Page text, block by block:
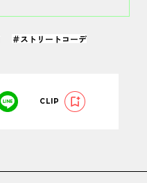
＃ストリートコーデ
CLIP